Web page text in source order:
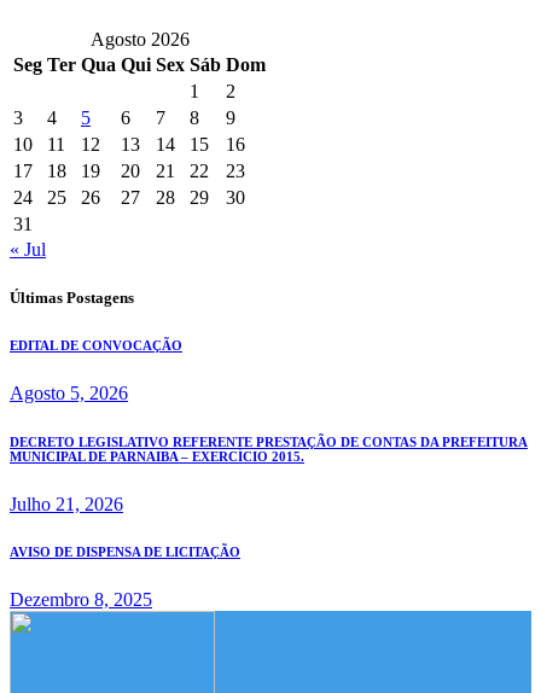
Agosto 2026
Seg Ter Qua Qui Sex Sáb Dom
1
2
3
4 5 6 7 8
9
10
11 12 13 14 15
16
17
18 19 20 21 22
23
24
25 26 27 28 29
30
31
« Jul
Últimas Postagens
EDITAL DE CONVOCAÇÃO
Agosto 5, 2026
DECRETO LEGISLATIVO REFERENTE PRESTAÇÃO DE CONTAS DA PREFEITURA
MUNICIPAL DE PARNAIBA – EXERCÍCIO 2015.
Julho 21, 2026
AVISO DE DISPENSA DE LICITAÇÃO
Dezembro 8, 2025